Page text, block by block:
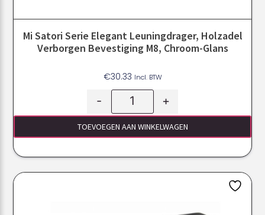
Mi Satori Serie Elegant Leuningdrager, Holzadel
Verborgen Bevestiging M8, Chroom-Glans
€30.33 Incl. BTW
- +
TOEVOEGEN AAN WINKELWAGEN